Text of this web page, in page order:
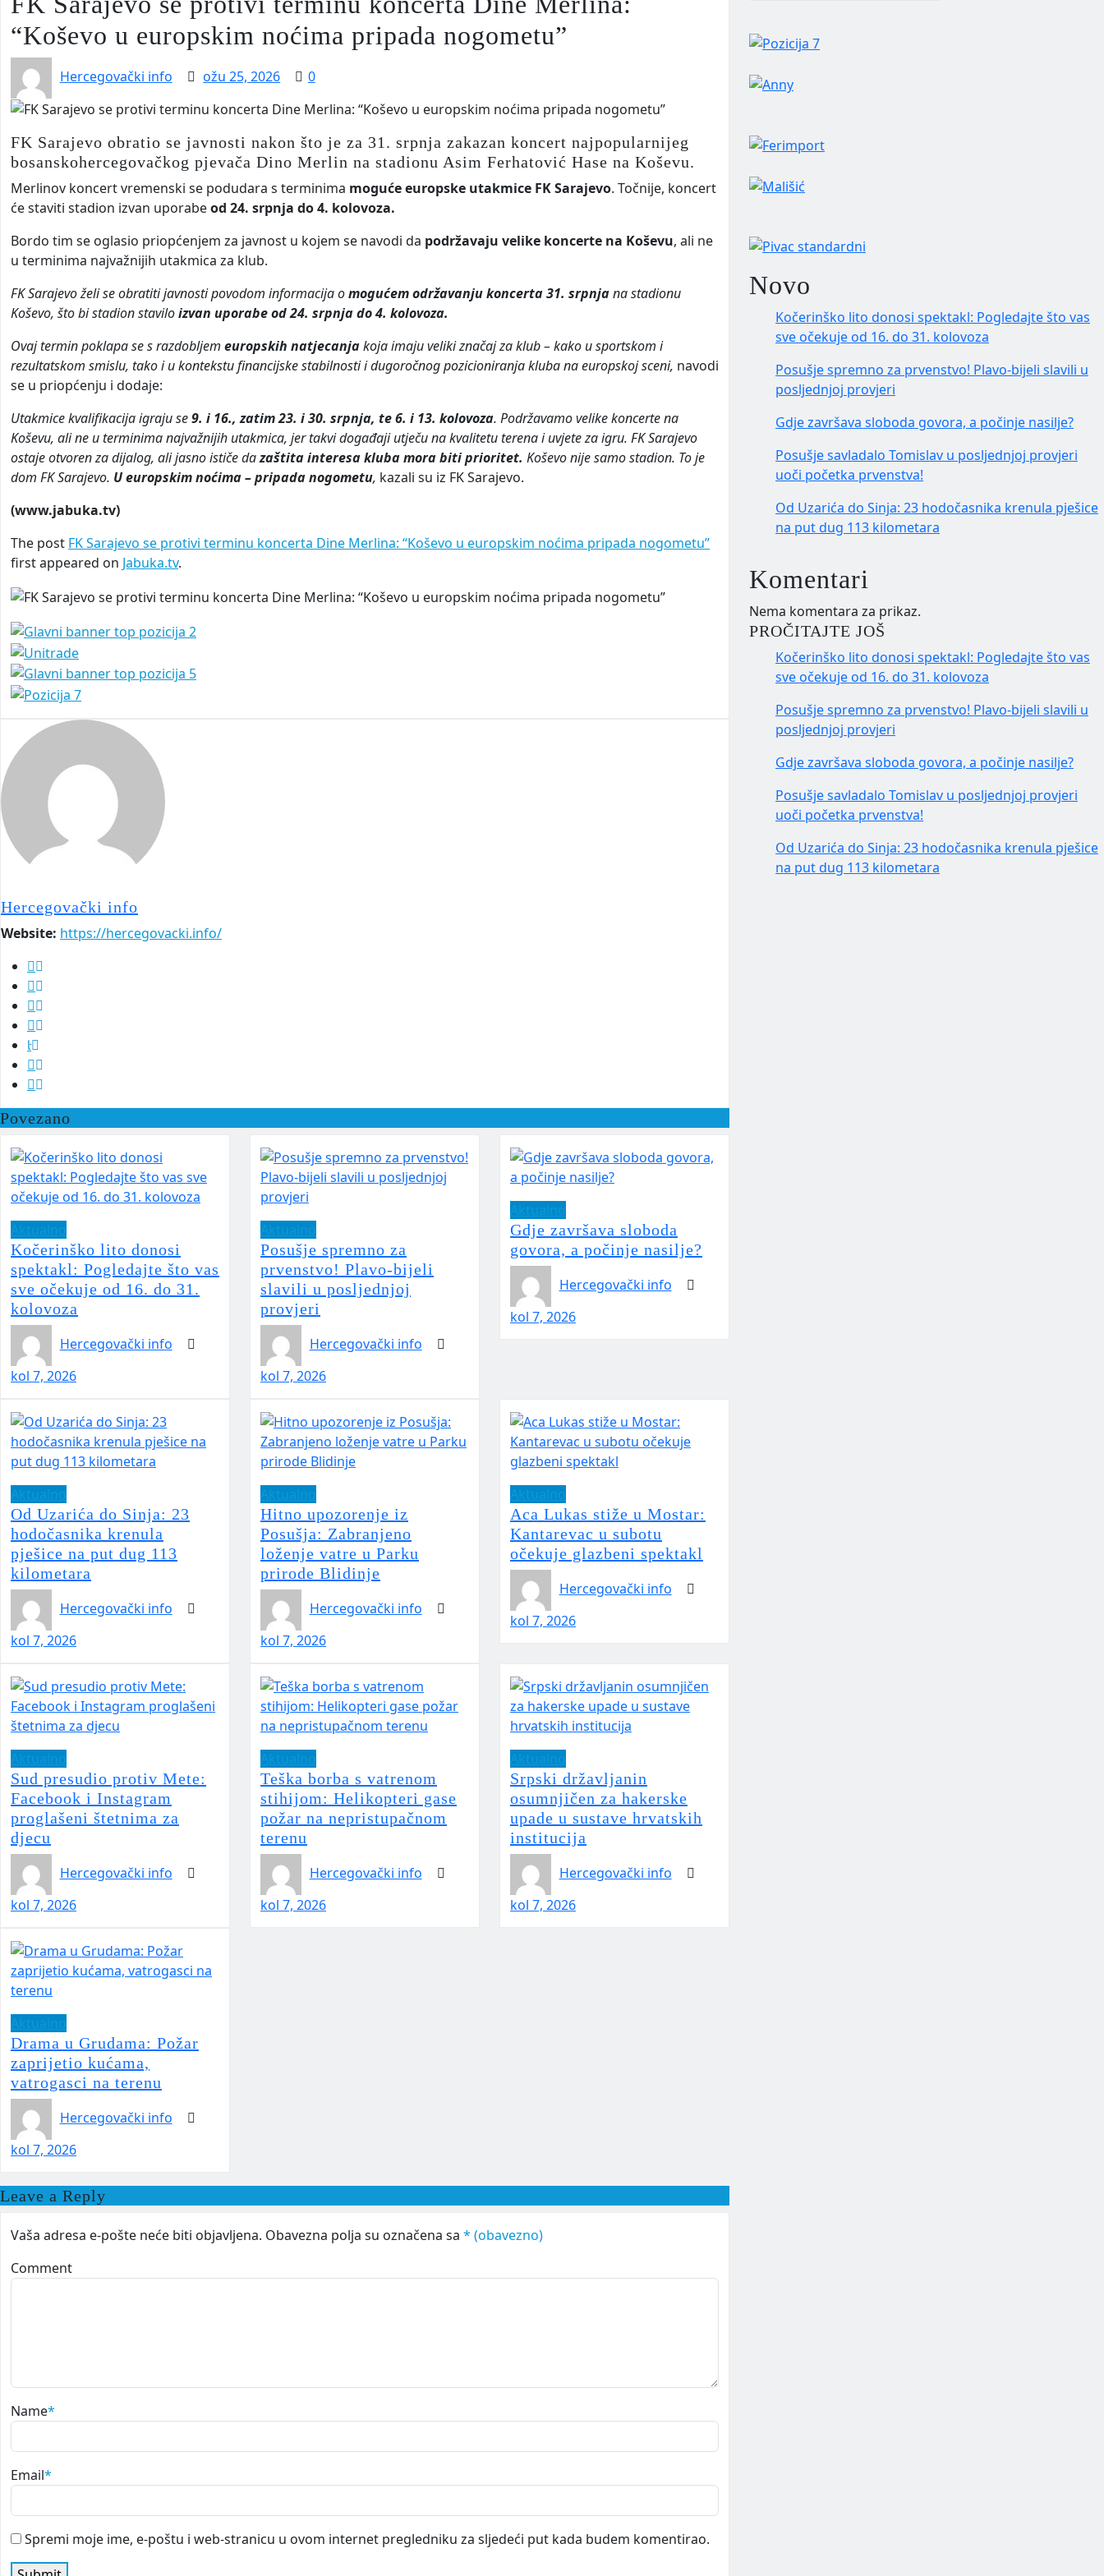
“Koševo u europskim noćima pripada nogometu”
Hercegovački info ožu 25, 2026 0
FK Sarajevo obratio se javnosti nakon što je za 31. srpnja zakazan koncert najpopularnijeg
bosanskohercegovačkog pjevača Dino Merlin na stadionu Asim Ferhatović Hase na Koševu.
Merlinov koncert vremenski se podudara s terminima moguće europske utakmice FK Sarajevo. Točnije, koncert
će staviti stadion izvan uporabeod 24. srpnja do 4. kolovoza.
Bordo tim se oglasio priopćenjem za javnost u kojem se navodi da podržavaju velike koncerte na Koševu, ali ne
u terminima najvažnijih utakmica za klub.
FK Sarajevo želi se obratiti javnosti povodom informacija omogućem održavanju koncerta 31. srpnjana stadionu
Koševo, što bi stadion staviloizvan uporabe od 24. srpnja do 4. kolovoza.
Ovaj termin poklapa se s razdobljem europskih natjecanjakoja imaju veliki značaj za klub – kako u sportskom i
rezultatskom smislu, tako i u kontekstu financijske stabilnosti i dugoročnog pozicioniranja kluba na europskoj sceni, navodi
se u priopćenju i dodaje:
Utakmice kvalifikacija igraju se9. i 16., zatim 23. i 30. srpnja, te 6. i 13. kolovoza. Podržavamo velike koncerte na
Koševu, ali ne u terminima najvažnijih utakmica, jer takvi događaji utječu na kvalitetu terena i uvjete za igru. FK Sarajevo
ostaje otvoren za dijalog, ali jasno ističe dazaštita interesa kluba mora biti prioritet. Koševo nije samo stadion. To je
dom FK Sarajevo. U europskim noćima – pripada nogometu, kazali su iz FK Sarajevo.
(www.jabuka.tv)
The post FK Sarajevo se protivi terminu koncerta Dine Merlina: “Koševo u europskim noćima pripada nogometu”
first appeared on Jabuka.tv.
Hercegovački info
Website: https://hercegovacki.info/
Povezano
Kočerinško lito donosi
spektakl: Pogledajte što vas
sve očekuje od 16. do 31.
kolovoza
Hercegovački info
kol 7, 2026
Posušje spremno za
prvenstvo! Plavo-bijeli
slavili u posljednjoj
provjeri
Hercegovački info
kol 7, 2026
Gdje završava sloboda
govora, a počinje nasilje?
Hercegovački info
kol 7, 2026
Od Uzarića do Sinja: 23
hodočasnika krenula
pješice na put dug 113
kilometara
Hercegovački info
kol 7, 2026
Hitno upozorenje iz
Posušja: Zabranjeno
loženje vatre u Parku
prirode Blidinje
Hercegovački info
kol 7, 2026
Aca Lukas stiže u Mostar:
Kantarevac u subotu
očekuje glazbeni spektakl
Hercegovački info
kol 7, 2026
Sud presudio protiv Mete:
Facebook i Instagram
proglašeni štetnima za
djecu
Hercegovački info
kol 7, 2026
Teška borba s vatrenom
stihijom: Helikopteri gase
požar na nepristupačnom
terenu
Hercegovački info
kol 7, 2026
Srpski državljanin
osumnjičen za hakerske
upade u sustave hrvatskih
institucija
Hercegovački info
kol 7, 2026
Drama u Grudama: Požar
zaprijetio kućama,
vatrogasci na terenu
Hercegovački info
kol 7, 2026
Leave a Reply
Vaša adresa e-pošte neće biti objavljena. Obavezna polja su označena sa * (obavezno)
Comment
Name*
Email*
Spremi moje ime, e-poštu i web-stranicu u ovom internet pregledniku za sljedeći put kada budem komentirao.
Novo
Kočerinško lito donosi spektakl: Pogledajte što vas
sve očekuje od 16. do 31. kolovoza
Posušje spremno za prvenstvo! Plavo-bijeli slavili u
posljednjoj provjeri
Gdje završava sloboda govora, a počinje nasilje?
Posušje savladalo Tomislav u posljednjoj provjeri
uoči početka prvenstva!
Od Uzarića do Sinja: 23 hodočasnika krenula pješice
na put dug 113 kilometara
Komentari
Nema komentara za prikaz.
PROČITAJTE JOŠ
Kočerinško lito donosi spektakl: Pogledajte što vas
sve očekuje od 16. do 31. kolovoza
Posušje spremno za prvenstvo! Plavo-bijeli slavili u
posljednjoj provjeri
Gdje završava sloboda govora, a počinje nasilje?
Posušje savladalo Tomislav u posljednjoj provjeri
uoči početka prvenstva!
Od Uzarića do Sinja: 23 hodočasnika krenula pješice
na put dug 113 kilometara